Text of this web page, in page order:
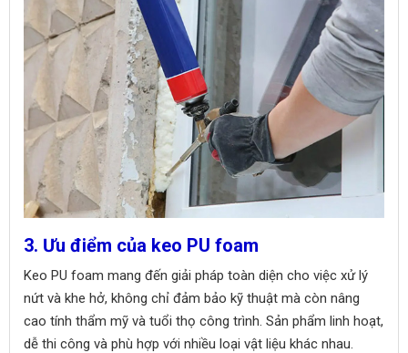
3. Ưu điểm của keo PU foam
Keo PU foam mang đến giải pháp toàn diện cho việc xử lý
nứt và khe hở, không chỉ đảm bảo kỹ thuật mà còn nâng
cao tính thẩm mỹ và tuổi thọ công trình. Sản phẩm linh hoạt,
dễ thi công và phù hợp với nhiều loại vật liệu khác nhau.